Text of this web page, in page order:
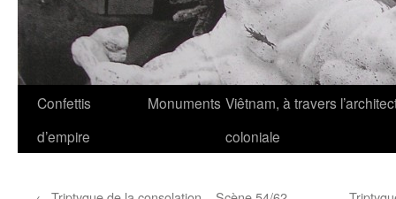
Confettis
d’empire
Monuments Viêtnam, à travers
coloniale